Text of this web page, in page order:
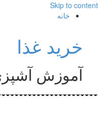
Skip to content
خانه
خرید غذا
آموزش